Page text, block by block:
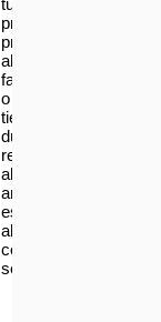
tu
producto
presenta
alguna
falla
o
tienes
dudas
respecto
al
armado
escríbenos
al
correo